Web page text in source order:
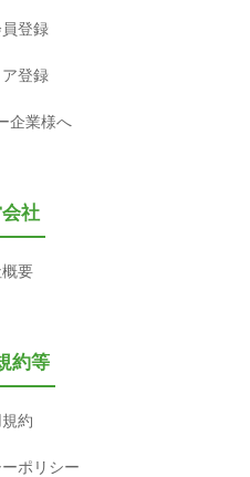
登録
ア登録
企業様へ
社
要
約等
約
ポリシー